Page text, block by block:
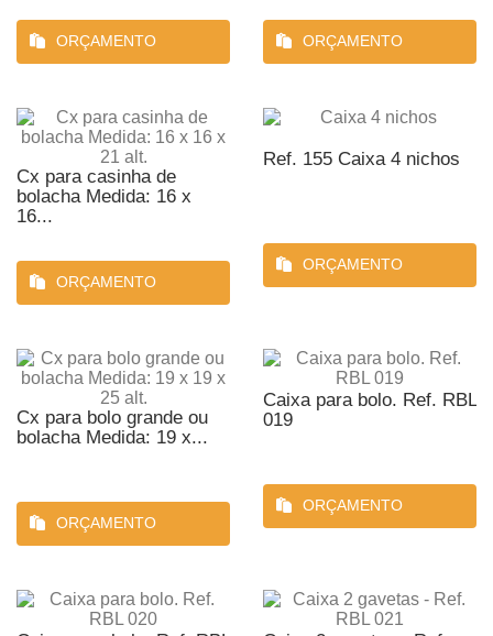
ORÇAMENTO ORÇAMENTO
Cx para casinha de
bolacha Medida: 16 x
16...
ORÇAMENTO
Ref. 155 Caixa 4 nichos
ORÇAMENTO
Cx para bolo grande ou
bolacha Medida: 19 x...
ORÇAMENTO
Caixa para bolo. Ref. RBL
019
ORÇAMENTO